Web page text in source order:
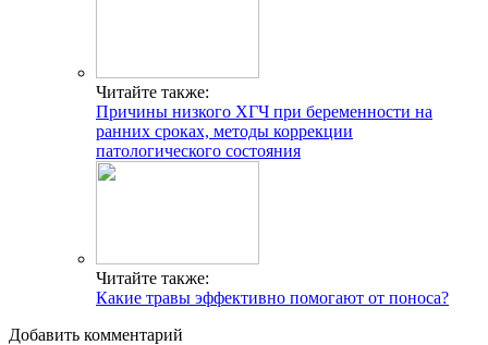
Читайте также:
Причины низкого ХГЧ при беременности на
ранних сроках, методы коррекции
патологического состояния
Читайте также:
Какие травы эффективно помогают от поноса?
Добавить комментарий